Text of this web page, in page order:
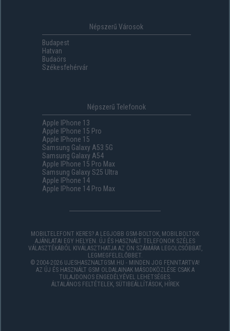
Népszerű Városok
Budapest
Hatvan
Budaörs
Székesfehérvár
Népszerű Telefonok
Apple IPhone 13
Apple IPhone 15 Pro
Apple IPhone 15
Samsung Galaxy A53 5G
Samsung Galaxy A54
Apple IPhone 15 Pro Max
Samsung Galaxy S25 Ultra
Apple IPhone 14
Apple IPhone 14 Pro Max
MOBILTELEFONT KERES? A LEGJOBB GSM-BOLTOK, MOBILBOLTOK
AJÁNLATAI EGY HELYEN. ÚJ ÉS HASZNÁLT TELEFONOK SZÉLES
VÁLASZTÉKÁBÓL KIVÁLASZTHATJA AZ ÖN SZÁMÁRA LEGOLCSÓBBAT,
LEGMEGFELELŐBBET.
© 2004-2026 UJESHASZNALTGSM.HU - MINDEN JOG FENNTARTVA!
AZ ÚJ ÉS HASZNÁLT GSM OLDALAINAK MÁSODKÖZLÉSE CSAK A
TULAJDONOS ENGEDÉLYÉVEL LEHETSÉGES.
ÁLTALÁNOS FELTÉTELEK, SÜTIBEÁLLÍTÁSOK, HÍREK